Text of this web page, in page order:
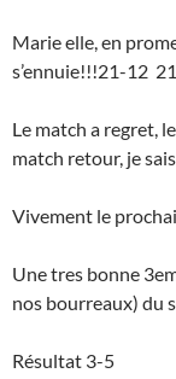
Marie elle, en
s’ennuie!!!21-12
Le match a regret,
match retour, je
Vivement le
Une tres bonne
nos bourreaux) du
Résultat 3-5